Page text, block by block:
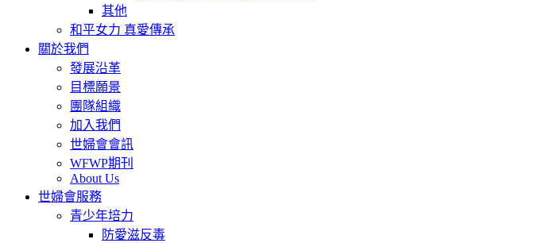
其他
和平女力 真愛傳承
關於我們
發展沿革
目標願景
團隊組織
加入我們
世婦會會訊
WFWP期刊
About Us
世婦會服務
青少年培力
防愛滋反毒